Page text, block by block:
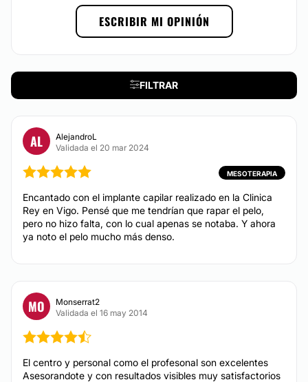
ESCRIBIR MI OPINIÓN
FILTRAR
AL
AlejandroL
Validada el 20 mar 2024
MESOTERAPIA
Encantado con el implante capilar realizado en la Clinica
Rey en Vigo. Pensé que me tendrían que rapar el pelo,
pero no hizo falta, con lo cual apenas se notaba. Y ahora
ya noto el pelo mucho más denso.
MO
Monserrat2
Validada el 16 may 2014
El centro y personal como el profesonal son excelentes
Asesorandote y con resultados visibles muy satisfactorios